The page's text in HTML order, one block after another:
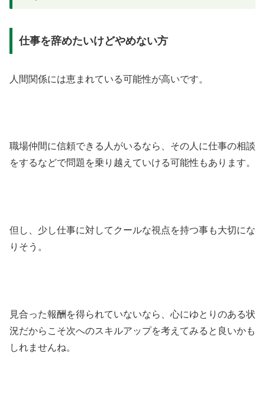
仕事を辞めたいけどやめない方
人間関係には恵まれている可能性が高いです。
職場仲間に信頼できる人がいるなら、その人に仕事の相談
をするなどで問題を乗り越えていける可能性もあります。
但し、少し仕事に対してクールな視点を持つ事も大切にな
りそう。
見合った報酬を得られていないなら、心にゆとりのある状
況だからこそ次へのスキルアップを考えてみると良いかも
しれませんね。